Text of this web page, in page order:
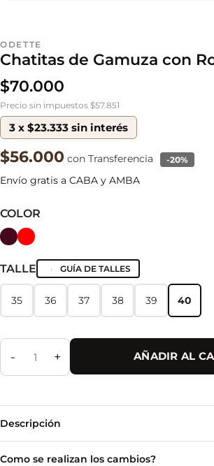
ODETTE
Chatitas de Gamuza con
$70.000
COLOR
TALLE GUÍA DE TALLES
35
35 36
36 37
37 38
38 39
39 40
40
- + AÑADIR AL
Precio sin impuestos $57.851
3 x $23.333 sin interés
$56.000 con Transferencia -20%
Envío gratis a CABA y AMBA
Descripción
Como se realizan los cambios?